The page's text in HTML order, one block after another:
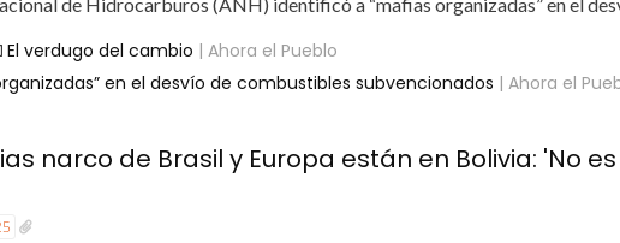
El verdugo del cambio | Ahora el Pueblo
en el desvío de combustibles subvencionados | Ahora el
narco de Brasil y Europa están en Bolivia: 'No